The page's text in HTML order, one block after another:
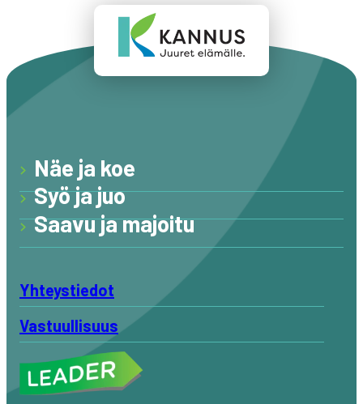
Näe ja koe
Syö ja juo
Saavu ja majoitu
Yhteystiedot
Vastuullisuus